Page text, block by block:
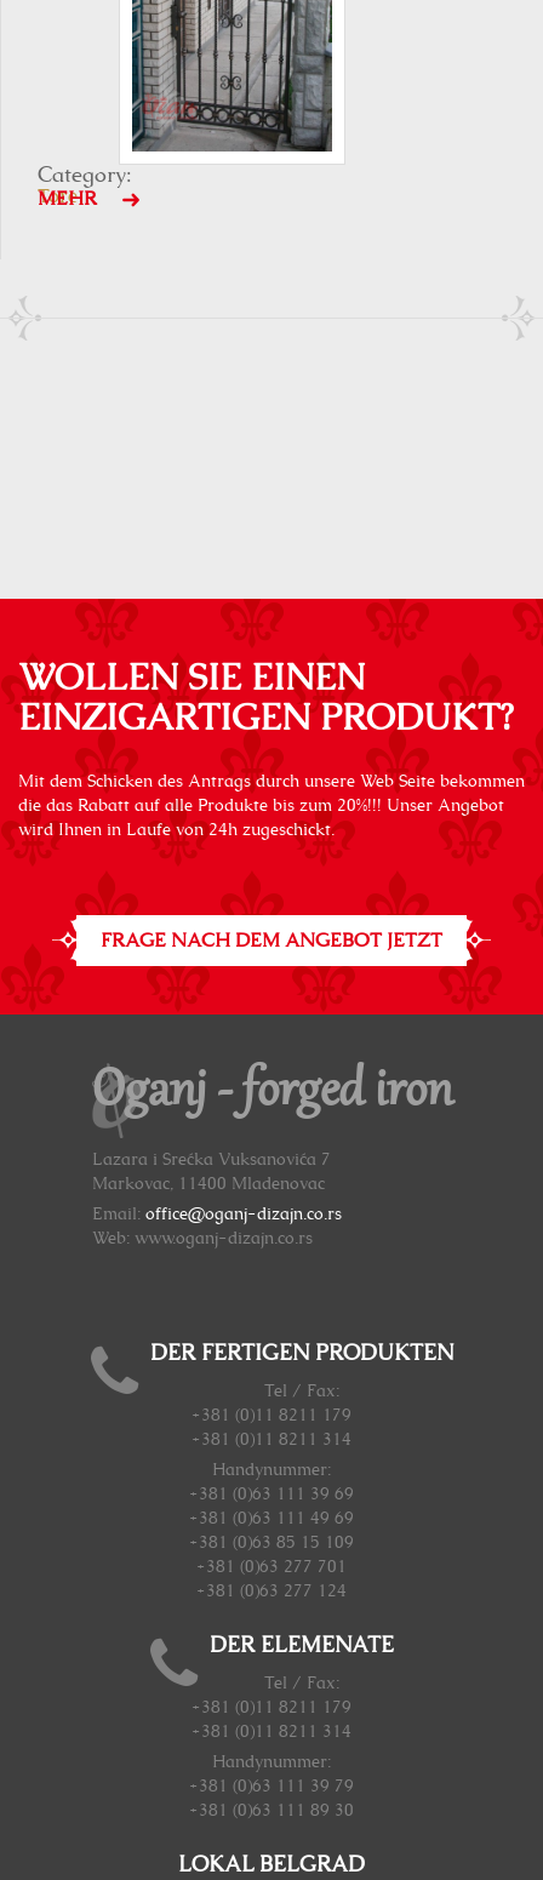
Category:
Tore
MEHR
WOLLEN SIE EINEN
EINZIGARTIGEN PRODUKT?
Mit dem Schicken des Antrags durch unsere Web Seite bekommen
die das Rabatt auf alle Produkte bis zum 20%!!! Unser Angebot
wird Ihnen in Laufe von 24h zugeschickt.
FRAGE NACH DEM ANGEBOT JETZT
Oganj - forged iron
Lazara i Srećka Vuksanovića 7
Markovac, 11400 Mladenovac
Email: office@oganj-dizajn.co.rs
Web: www.oganj-dizajn.co.rs
DER FERTIGEN PRODUKTEN
Tel / Fax:
+381 (0)11 8211 179
+381 (0)11 8211 314
Handynummer:
+381 (0)63 111 39 69
+381 (0)63 111 49 69
+381 (0)63 85 15 109
+381 (0)63 277 701
+381 (0)63 277 124
DER ELEMENATE
Tel / Fax:
+381 (0)11 8211 179
+381 (0)11 8211 314
Handynummer:
+381 (0)63 111 39 79
+381 (0)63 111 89 30
LOKAL BELGRAD